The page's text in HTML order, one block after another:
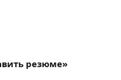
резюме»